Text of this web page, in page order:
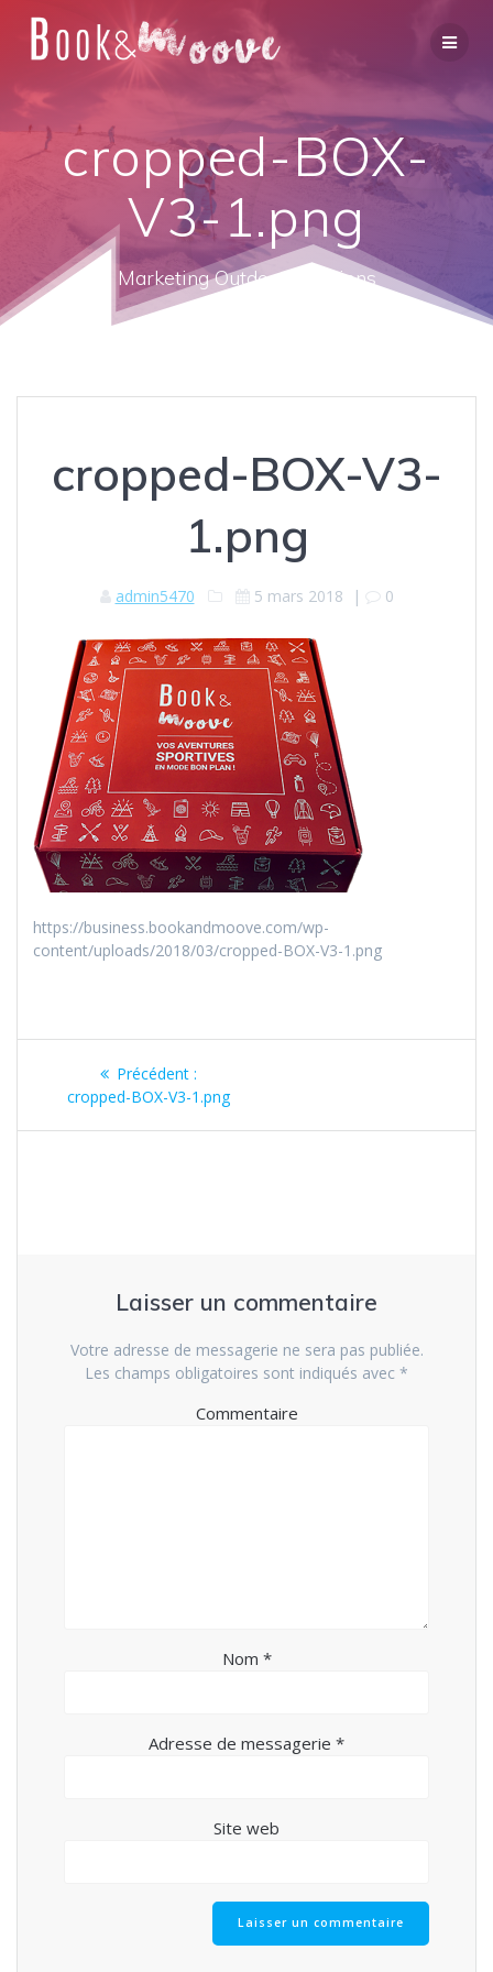
cropped-BOX-
V3-1.png
Marketing Outdoor Solutions
cropped-BOX-V3-
1.png
admin5470 5 mars 2018 | 0
https://business.bookandmoove.com/wp-
content/uploads/2018/03/cropped-BOX-V3-1.png
Navigation
Précédent :
précédent
cropped-BOX-V3-1.png
Laisser un commentaire
Votre adresse de messagerie ne sera pas publiée.
Les champs obligatoires sont indiqués avec *
Commentaire
Nom *
Adresse de messagerie *
Site web